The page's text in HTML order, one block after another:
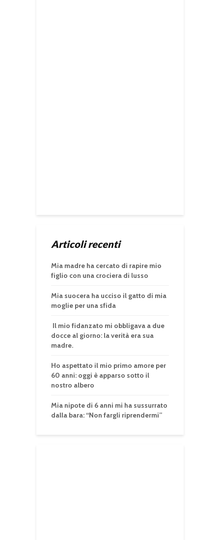
Articoli recenti
Mia madre ha cercato di rapire mio
figlio con una crociera di lusso
Mia suocera ha ucciso il gatto di mia
moglie per una sfida
Il mio fidanzato mi obbligava a due
docce al giorno: la verità era sua
madre.
Ho aspettato il mio primo amore per
60 anni: oggi è apparso sotto il
nostro albero
Mia nipote di 6 anni mi ha sussurrato
dalla bara: “Non fargli riprendermi”